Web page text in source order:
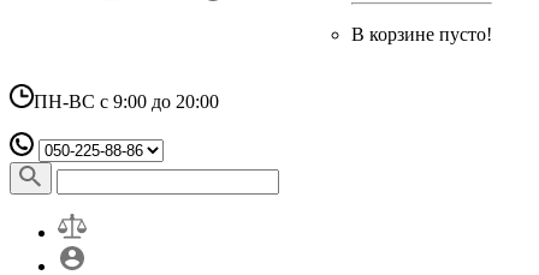
В корзине пусто!
ПН-ВС с 9:00 до 20:00